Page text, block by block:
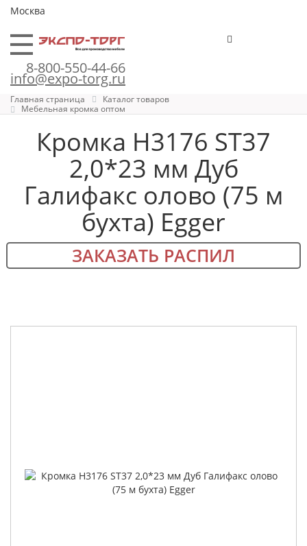
Москва
8-800-550-44-66
info@expo-torg.ru
Главная страница
Каталог товаров
Мебельная кромка оптом
Кромка H3176 ST37
2,0*23 мм Дуб
Галифакс олово (75 м
бухта) Egger
ЗАКАЗАТЬ РАСПИЛ